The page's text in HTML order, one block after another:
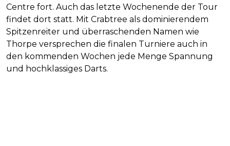
Centre fort. Auch das letzte Wochenende der Tour
findet dort statt. Mit Crabtree als dominierendem
Spitzenreiter und überraschenden Namen wie
Thorpe versprechen die finalen Turniere auch in
den kommenden Wochen jede Menge Spannung
und hochklassiges Darts.